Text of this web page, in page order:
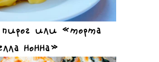
пирог или «торта
нонна»